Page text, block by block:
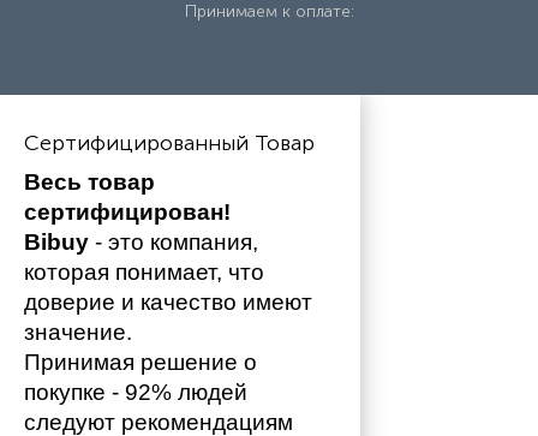
Принимаем к оплате:
Сертифицированный Товар
Весь товар
сертифицирован!
Bibuy - это компания,
которая понимает, что
доверие и качество имеют
значение.
Принимая решение о
покупке - 92% людей
следуют рекомендациям